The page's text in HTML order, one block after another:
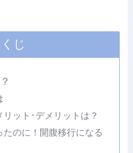
じ
ット･デメリットは？
たのに！開腹移行になる